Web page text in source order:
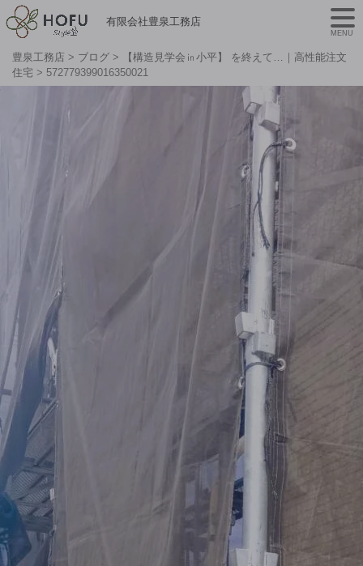
有限会社豊泉工務店
豊泉工務店 > ブログ >
【構造見学会㏌小平】 を終えて…｜高性能注文
住宅 > 572779399016350021
MENU